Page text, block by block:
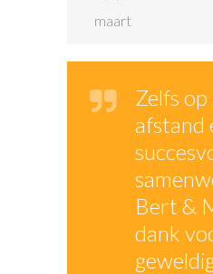
maart
Zelfs
afstand
Bert &
dank